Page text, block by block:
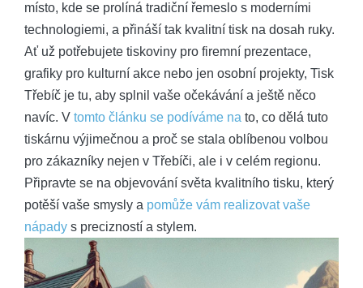
místo, kde se prolíná tradiční řemeslo s moderními
technologiemi, a přináší tak kvalitní tisk na dosah ruky.
Ať už potřebujete tiskoviny pro firemní prezentace,
grafiky pro kulturní akce nebo jen osobní projekty, Tisk
Třebíč je tu, aby splnil vaše očekávání a ještě něco
navíc. V tomto článku se podíváme na to, co dělá tuto
tiskárnu výjimečnou a proč se stala oblíbenou volbou
pro zákazníky nejen v Třebíči, ale i v celém regionu.
Připravte se na objevování světa kvalitního tisku, který
potěší vaše smysly a pomůže vám realizovat vaše
nápady s precizností a stylem.